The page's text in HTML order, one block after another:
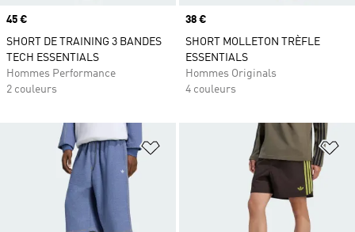
Prix
45 €
SHORT DE TRAINING 3 BANDES
TECH ESSENTIALS
Hommes Performance
2 couleurs
Prix
38 €
SHORT MOLLETON TRÈFLE
ESSENTIALS
Hommes Originals
4 couleurs
Ajouter à la Liste de produits